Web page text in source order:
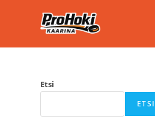
Etsi
ETSI